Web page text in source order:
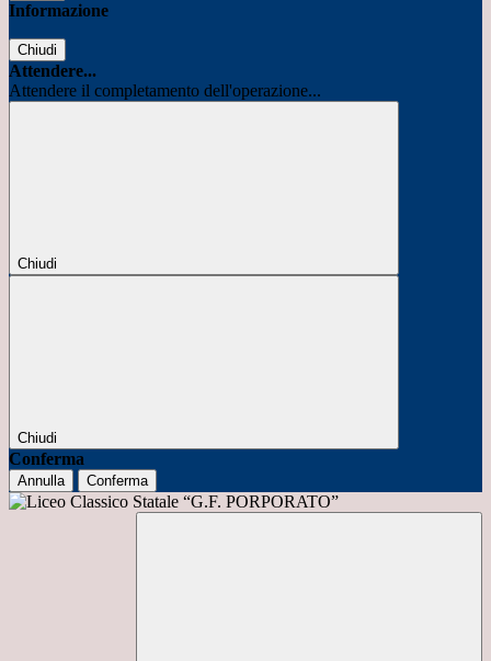
Informazione
Chiudi
Attendere...
Attendere il completamento dell'operazione...
Chiudi
Chiudi
Conferma
Annulla Conferma